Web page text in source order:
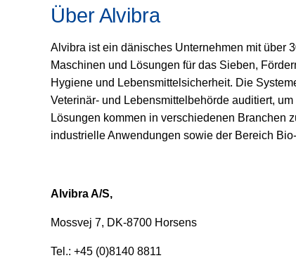
Über Alvibra
Alvibra ist ein dänisches Unternehmen mit über
Maschinen und Lösungen für das Sieben,
Hygiene und Lebensmittelsicherheit. Die
Veterinär- und Lebensmittelbehörde auditiert,
Lösungen kommen in verschiedenen Branchen
industrielle Anwendungen sowie der Bereich
Alvibra A/S,
Mossvej 7, DK-8700 Horsens
Tel.: +45 (0)8140 8811